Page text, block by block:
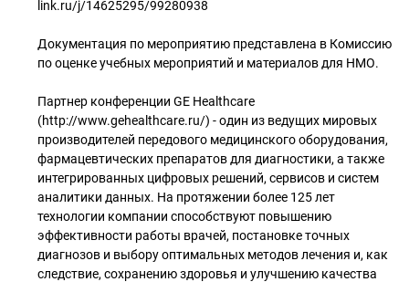
link.ru/j/14625295/99280938
Документация по мероприятию представлена в Комиссию
по оценке учебных мероприятий и материалов для НМО.
Партнер конференции GE Healthcare
(http://www.gehealthcare.ru/) - один из ведущих мировых
производителей передового медицинского оборудования,
фармацевтических препаратов для диагностики, а также
интегрированных цифровых решений, сервисов и систем
аналитики данных. На протяжении более 125 лет
технологии компании способствуют повышению
эффективности работы врачей, постановке точных
диагнозов и выбору оптимальных методов лечения и, как
следствие, сохранению здоровья и улучшению качества